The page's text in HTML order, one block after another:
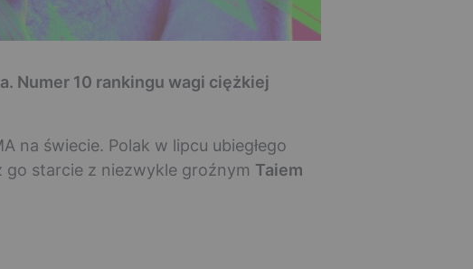
Numer 10 rankingu wagi ciężkiej
na świecie. Polak w lipcu ubiegłego
go starcie z niezwykle groźnym Taiem